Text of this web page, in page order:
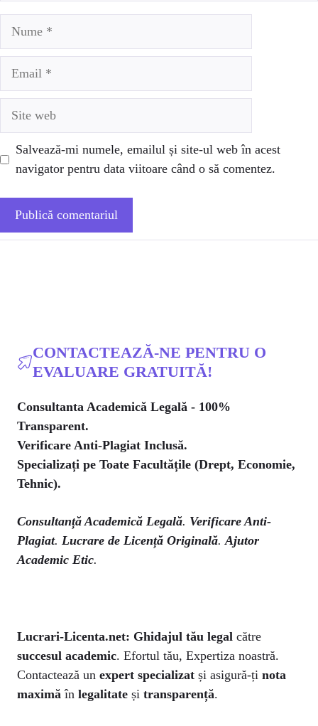
Salvează-mi numele, emailul și site-ul web în acest
navigator pentru data viitoare când o să comentez.
CONTACTEAZĂ-NE PENTRU O
EVALUARE GRATUITĂ!
Consultanta Academică Legală - 100%
Transparent.
Verificare Anti-Plagiat Inclusă.
Specializați pe Toate Facultățile (Drept, Economie,
Tehnic).
Consultanță Academică Legală. Verificare Anti-
Plagiat. Lucrare de Licență Originală.Ajutor
Academic Etic.
Lucrari-Licenta.net: Ghidajul tău legal către
succesul academic. Efortul tău, Expertiza noastră.
Contactează un expert specializat și asigură-ți nota
maximă în legalitate și transparență.